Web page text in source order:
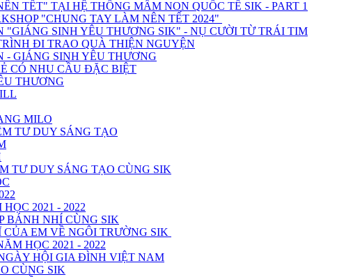
TẾT" TẠI HỆ THỐNG MẦM NON QUỐC TẾ SIK - PART 1
"CHUNG TAY LÀM NÊN TẾT 2024"
"GIÁNG SINH YÊU THƯƠNG SIK" - NỤ CƯỜI TỪ TRÁI TIM
ĐI TRAO QUÀ THIỆN NGUYỆN
- GIÁNG SINH YÊU THƯƠNG
CÓ NHU CẦU ĐẶC BIỆT
THƯƠNG
MILO
TƯ DUY SÁNG TẠO
TƯ DUY SÁNG TẠO CÙNG SIK
2021 - 2022
BÁNH NHÍ CÙNG SIK
EM VỀ NGÔI TRƯỜNG SIK
HỌC 2021 - 2022
HỘI GIA ĐÌNH VIỆT NAM
CÙNG SIK